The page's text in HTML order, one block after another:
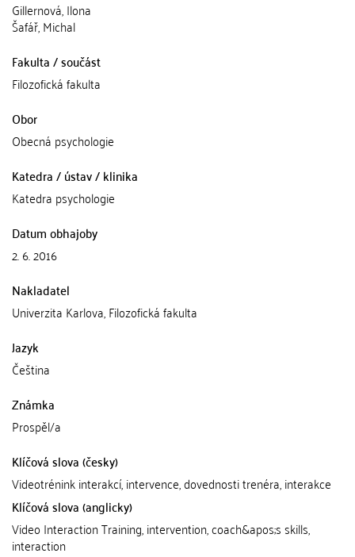
Gillernová, Ilona
Šafář, Michal
Fakulta / součást
Filozofická fakulta
Obor
Obecná psychologie
Katedra / ústav / klinika
Katedra psychologie
Datum obhajoby
2. 6. 2016
Nakladatel
Univerzita Karlova, Filozofická fakulta
Jazyk
Čeština
Známka
Prospěl/a
Klíčová slova (česky)
Videotrénink interakcí, intervence, dovednosti trenéra, interakce
Klíčová slova (anglicky)
Video Interaction Training, intervention, coach&apos;s skills,
interaction